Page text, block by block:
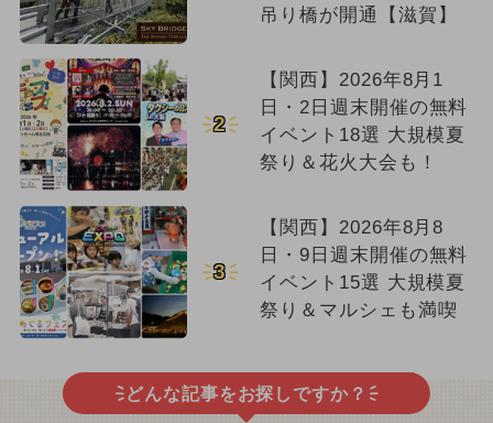
吊り橋が開通【滋賀】
2
【関西】2026年8月1
日・2日週末開催の無料
イベント18選 大規模夏
祭り＆花火大会も！
3
【関西】2026年8月8
日・9日週末開催の無料
イベント15選 大規模夏
祭り＆マルシェも満喫
どんな記事をお探しですか？